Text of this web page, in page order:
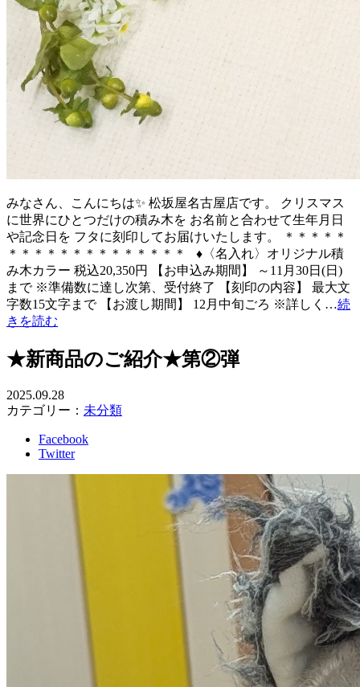
みなさん、こんにちは✨ 松坂屋名古屋店です。 クリスマス
に世界にひとつだけの積み木を お名前と合わせて生年月日
や記念日を フタに刻印してお届けいたします。 ＊＊＊＊＊
＊＊＊＊＊＊＊＊＊＊＊＊＊＊ ♦〈名入れ〉オリジナル積
み木カラー 税込20,350円 【お申込み期間】 ～11月30日(日)
まで ※準備数に達し次第、受付終了 【刻印の内容】 最大文
字数15文字まで 【お渡し期間】 12月中旬ごろ ※詳しく…続
きを読む
★新商品のご紹介★第②弾
2025.09.28
カテゴリー： 未分類
Facebook
Twitter